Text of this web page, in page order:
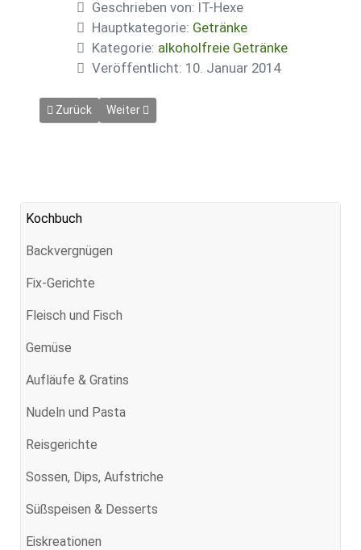
Geschrieben von: IT-Hexe
Hauptkategorie: Getränke
Kategorie: alkoholfreie Getränke
Veröffentlicht: 10. Januar 2014
Vorheriger Beitrag: Kalte Ente
Zurück Nächster Beitrag: Minz-Limetten-Schorle
Weiter
Kochbuch
Backvergnügen
Fix-Gerichte
Fleisch und Fisch
Gemüse
Aufläufe & Gratins
Nudeln und Pasta
Reisgerichte
Sossen, Dips, Aufstriche
Süßspeisen & Desserts
Eiskreationen